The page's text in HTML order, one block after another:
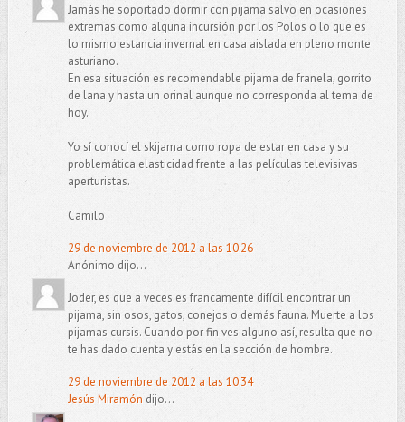
Jamás he soportado dormir con pijama salvo en ocasiones
extremas como alguna incursión por los Polos o lo que es
lo mismo estancia invernal en casa aislada en pleno monte
asturiano.
En esa situación es recomendable pijama de franela, gorrito
de lana y hasta un orinal aunque no corresponda al tema de
hoy.
Yo sí conocí el skijama como ropa de estar en casa y su
problemática elasticidad frente a las películas televisivas
aperturistas.
Camilo
29 de noviembre de 2012 a las 10:26
Anónimo dijo...
Joder, es que a veces es francamente difícil encontrar un
pijama, sin osos, gatos, conejos o demás fauna. Muerte a los
pijamas cursis. Cuando por fin ves alguno así, resulta que no
te has dado cuenta y estás en la sección de hombre.
29 de noviembre de 2012 a las 10:34
Jesús Miramón dijo...